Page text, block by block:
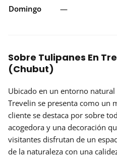
Domingo
—
Sobre Tulipanes En
(Chubut)
Ubicado en un entorno
Trevelin se presenta como un
cliente se destaca por sobre
acogedora y una decoración
visitantes disfrutan de un
de la naturaleza con una